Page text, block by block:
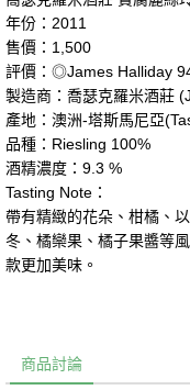
年份：2011
售價：1,500
評價：◎James Halliday
製造商：喬瑟克羅米酒莊
產地：澳洲-塔斯馬尼亞
品種：Riesling 100%
酒精濃度：9.3 %
Tasting Note：
帶有精緻的花朵、柑橘、
冬、橘欒果、橘子果醬等
款更加美味。
商品討論